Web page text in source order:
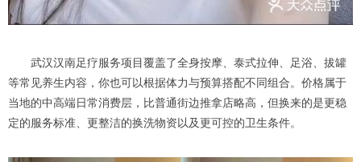
武汉汉南足疗服务项目覆盖了全身按摩、泰式拉伸、足浴、拔罐
等常见养生内容，你也可以根据体力与预算搭配不同组合。价格属于
当地的中高端日常消费层，比普通街边推拿店略高，但换来的是更稳
定的服务标准、更整洁的换洗物资以及更可控的卫生条件。